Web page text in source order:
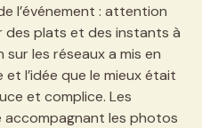
l’événement : attention
des plats et des instants à
les réseaux a mis en
l’idée que le mieux était
et complice. Les
accompagnant les photos